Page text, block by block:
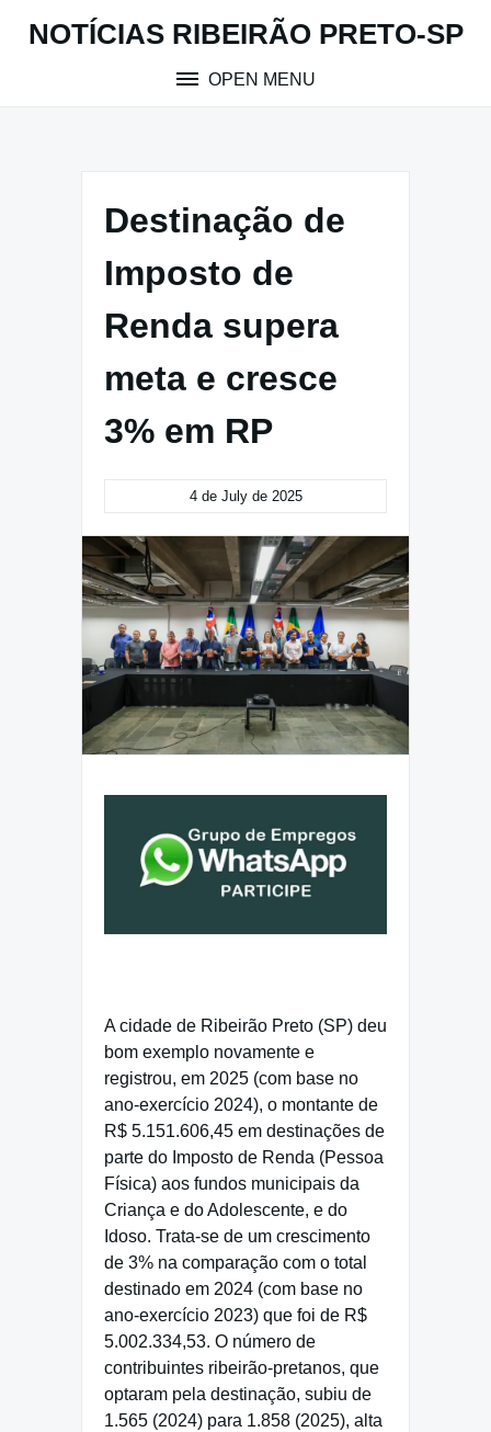
NOTÍCIAS RIBEIRÃO PRETO-SP
OPEN MENU
Destinação de
Imposto de
Renda supera
meta e cresce
3% em RP
4 de July de 2025
A cidade de Ribeirão Preto (SP) deu
bom exemplo novamente e
registrou, em 2025 (com base no
ano-exercício 2024), o montante de
R$ 5.151.606,45 em destinações de
parte do Imposto de Renda (Pessoa
Física) aos fundos municipais da
Criança e do Adolescente, e do
Idoso. Trata-se de um crescimento
de 3% na comparação com o total
destinado em 2024 (com base no
ano-exercício 2023) que foi de R$
5.002.334,53. O número de
contribuintes ribeirão-pretanos, que
optaram pela destinação, subiu de
1.565 (2024) para 1.858 (2025), alta